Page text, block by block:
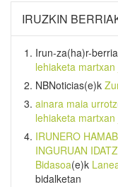
IRUZKIN
Irun-za(ha)r-berria
lehiaketa
NBNoticias(e)k
ainara maia urrotz
lehiaketa
IRUNERO
INGURUAN
Bidasoa(e)k
bidalketan